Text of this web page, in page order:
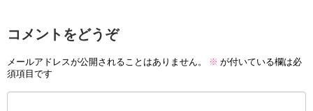
コメントをどうぞ
メールアドレスが公開されることはありません。 ※ が付いている欄は必
須項目です